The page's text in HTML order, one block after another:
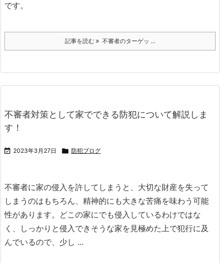
です。
記事を読む 不審者のターゲッ ...
不審者対策として家でできる防犯について解説しま
す！
 2023年3月27日  防犯ブログ
不審者に家の侵入を許してしまうと、大切な財産を失って
しまうのはもちろん、精神的にも大きな苦痛を味わう可能
性があります。 どこの家にでも侵入しているわけではな
く、しっかりと侵入できそうな家を見極めた上で犯行に及
んでいるので、少し ...